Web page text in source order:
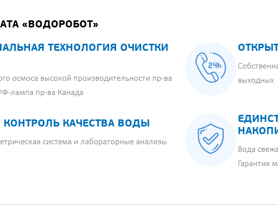
«ВОДОРОБОТ»
ТЕХНОЛОГИЯ ОЧИСТКИ
осмоса высокой производительности пр-ва
лампа пр-ва Канада
КАЧЕСТВА ВОДЫ
система и лабораторные анализы
выходных
Вода
Гарантия